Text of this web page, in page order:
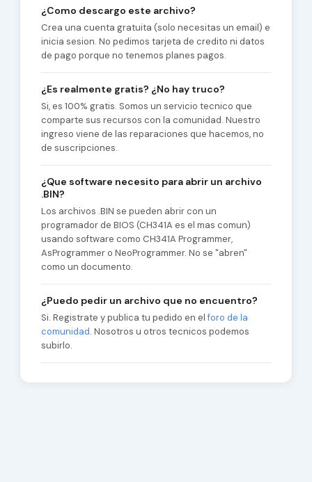
¿Como descargo este archivo?
Crea una cuenta gratuita (solo necesitas un email) e
inicia sesion. No pedimos tarjeta de credito ni datos
de pago porque no tenemos planes pagos.
¿Es realmente gratis? ¿No hay truco?
Si, es 100% gratis. Somos un servicio tecnico que
comparte sus recursos con la comunidad. Nuestro
ingreso viene de las reparaciones que hacemos, no
de suscripciones.
¿Que software necesito para abrir un archivo
.BIN?
Los archivos .BIN se pueden abrir con un
programador de BIOS (CH341A es el mas comun)
usando software como CH341A Programmer,
AsProgrammer o NeoProgrammer. No se "abren"
como un documento.
¿Puedo pedir un archivo que no encuentro?
Si. Registrate y publica tu pedido en elforo de la
comunidad. Nosotros u otros tecnicos podemos
subirlo.